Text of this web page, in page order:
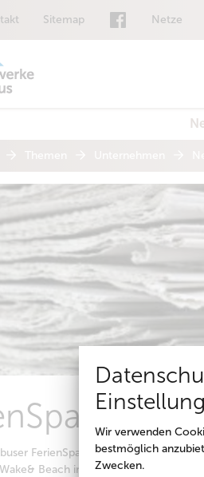
Sitemap Netze
FerienSpaßPass auf jeden Fall.
Beach in Halbendorf,
Wir verwenden
bestmöglich
Zwecken.